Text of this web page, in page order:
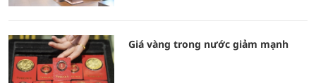
Giá vàng trong nước giảm mạnh